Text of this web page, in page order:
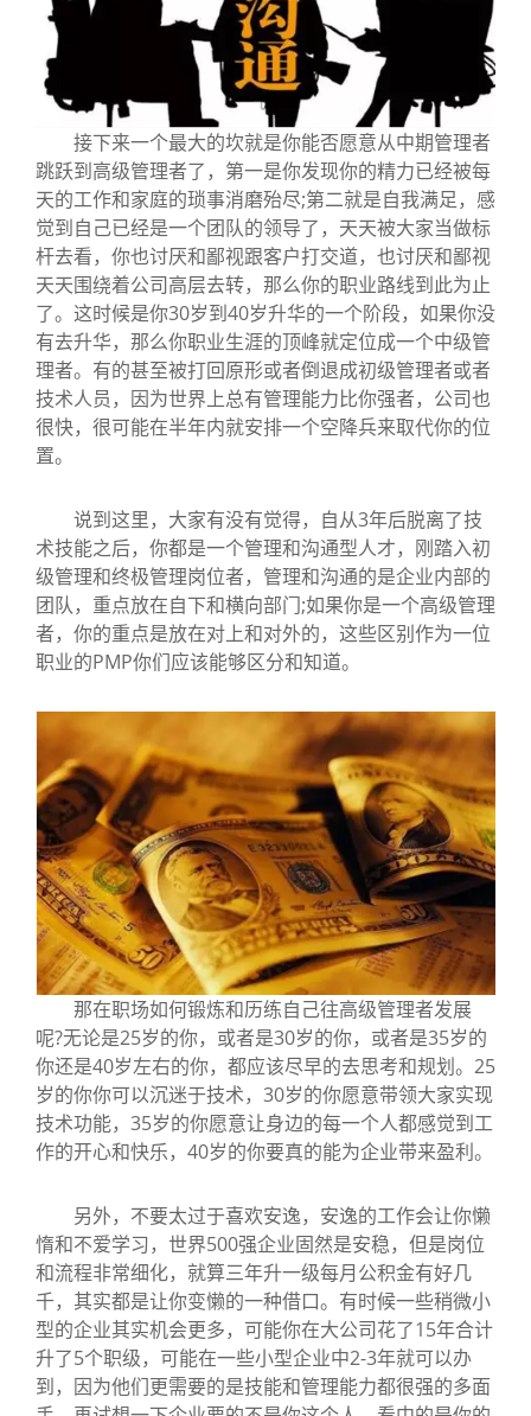
接下来一个最大的坎就是你能否愿意从中期管理者
跳跃到高级管理者了，第一是你发现你的精力已经被每
天的工作和家庭的琐事消磨殆尽;第二就是自我满足，感
觉到自己已经是一个团队的领导了，天天被大家当做标
杆去看，你也讨厌和鄙视跟客户打交道，也讨厌和鄙视
天天围绕着公司高层去转，那么你的职业路线到此为止
了。这时候是你30岁到40岁升华的一个阶段，如果你没
有去升华，那么你职业生涯的顶峰就定位成一个中级管
理者。有的甚至被打回原形或者倒退成初级管理者或者
技术人员，因为世界上总有管理能力比你强者，公司也
很快，很可能在半年内就安排一个空降兵来取代你的位
置。
说到这里，大家有没有觉得，自从3年后脱离了技
术技能之后，你都是一个管理和沟通型人才，刚踏入初
级管理和终极管理岗位者，管理和沟通的是企业内部的
团队，重点放在自下和横向部门;如果你是一个高级管理
者，你的重点是放在对上和对外的，这些区别作为一位
职业的PMP你们应该能够区分和知道。
那在职场如何锻炼和历练自己往高级管理者发展
呢?无论是25岁的你，或者是30岁的你，或者是35岁的
你还是40岁左右的你，都应该尽早的去思考和规划。25
岁的你你可以沉迷于技术，30岁的你愿意带领大家实现
技术功能，35岁的你愿意让身边的每一个人都感觉到工
作的开心和快乐，40岁的你要真的能为企业带来盈利。
另外，不要太过于喜欢安逸，安逸的工作会让你懒
惰和不爱学习，世界500强企业固然是安稳，但是岗位
和流程非常细化，就算三年升一级每月公积金有好几
千，其实都是让你变懒的一种借口。有时候一些稍微小
型的企业其实机会更多，可能你在大公司花了15年合计
升了5个职级，可能在一些小型企业中2-3年就可以办
到，因为他们更需要的是技能和管理能力都很强的多面